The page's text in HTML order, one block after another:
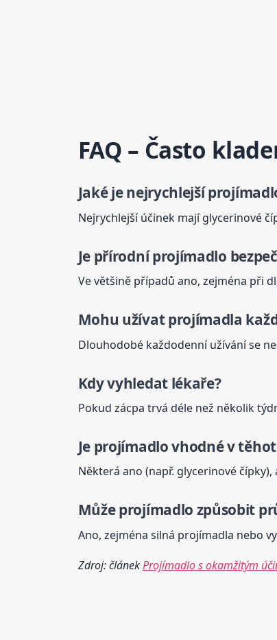
FAQ – Často
Jaké je nejrychlejší
Nejrychlejší účinek mají glycerinové
Je přírodní projímadlo
Ve většině případů ano, zejména při
Mohu užívat projímadla
Dlouhodobé každodenní užívání se
Kdy vyhledat lékaře?
Pokud zácpa trvá déle než několik
Je projímadlovhodné v
Některá ano (např. glycerinové
Můžeprojímadlo způsobit
Ano, zejména silná projímadla nebo
Zdroj: článekProjímadlo s okamžitým